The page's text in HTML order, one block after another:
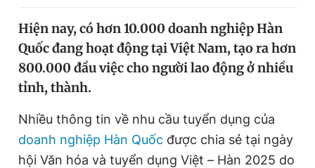
Video Magazine
Sản phẩm khác
Tiện ích Bạn cần biết
Hiện nay, có hơn 10.000 doanh nghiệp Hàn
Quốc đang hoạt động tại Việt Nam, tạo ra hơn
800.000 đầu việc cho người lao động ở nhiều
tỉnh, thành.
Nhiều thông tin về nhu cầu tuyển dụng của
doanh nghiệp Hàn Quốc được chia sẻ tại ngày
hội Văn hóa và tuyển dụng Việt – Hàn 2025 do